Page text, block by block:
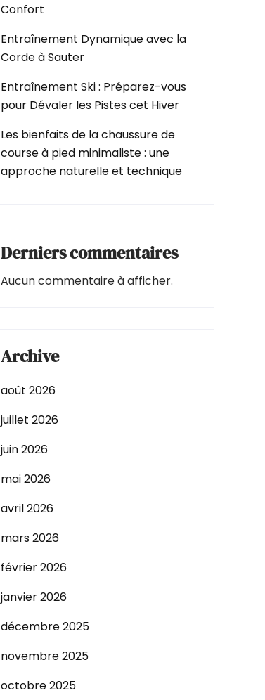
Confort
Entraînement Dynamique avec la
Corde à Sauter
Entraînement Ski : Préparez-vous
pour Dévaler les Pistes cet Hiver
Les bienfaits de la chaussure de
course à pied minimaliste : une
approche naturelle et technique
Derniers commentaires
Aucun commentaire à afficher.
Archive
août 2026
juillet 2026
juin 2026
mai 2026
avril 2026
mars 2026
février 2026
janvier 2026
décembre 2025
novembre 2025
octobre 2025